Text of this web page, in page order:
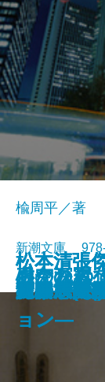
宮本武蔵(
松本清張
サイン―
ション―
あなたの
のか
妻の超然
心の深み
ために―
渡りの足
月の恋
引かれ者
―
虚空の冠
書籍戦争
虚空の冠
書籍戦争
楡周平／著
新潮文庫
実験
写楽 閉じ
写楽 閉じ
三国志(
三国志(
宮本武蔵(
松本清張
録―浅田
ョン―
松本清張
ター―海
ョン―
姫路・新
初陣―隠